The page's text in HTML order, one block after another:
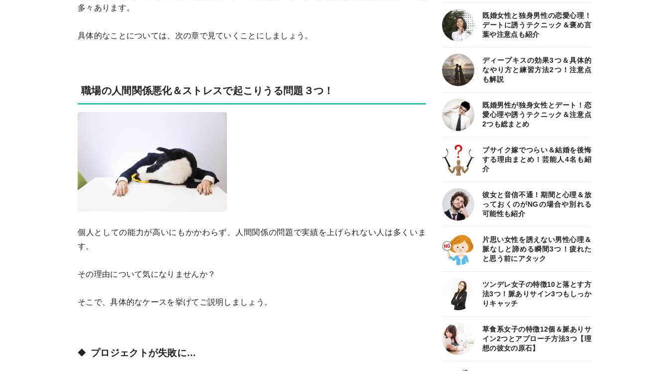
多々あります。
具体的なことについては、次の章で見ていくことにしましょう。
職場の人間関係悪化＆ストレスで起こりうる問題３つ！
個人としての能力が高いにもかかわらず、人間関係の問題で実績を上げられない人は多くいま
す。
その理由について気になりませんか？
そこで、具体的なケースを挙げてご説明しましょう。
プロジェクトが失敗に…
既婚女性と独身男性の恋愛心理！
デートに誘うテクニック＆褒め言
葉や注意点も紹介
ディープキスの効果3つ＆具体的
なやり方と練習方法2つ！注意点
も解説
既婚男性が独身女性とデート！恋
愛心理や誘うテクニック＆注意点
2つも総まとめ
ブサイク嫁でつらい＆結婚を後悔
する理由まとめ！芸能人4名も紹
介
彼女と音信不通！期間と心理＆放
っておくのがNGの場合や別れる
可能性も紹介
片思い女性を誘えない男性心理＆
脈なしと諦める瞬間3つ！疲れた
と思う前にアタック
ツンデレ女子の特徴10と落とす方
法3つ！脈ありサイン3つもしっか
りキャッチ
草食系女子の特徴12個＆脈ありサ
イン2つとアプローチ方法3つ【理
想の彼女の原石】